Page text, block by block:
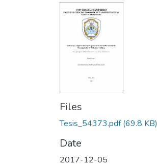
Files
Tesis_54373.pdf(69.8 KB)
Date
2017-12-05